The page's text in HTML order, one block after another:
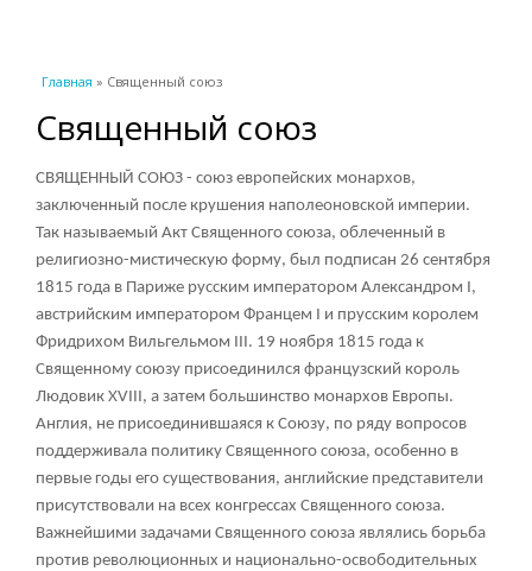
Вы здесь
Главная » Священный союз
Священный союз
СВЯЩЕННЫЙ СОЮЗ - союз европейских монархов,
заключенный после крушения наполеоновской империи.
Так называемый Акт Священного союза, облеченный в
религиозно-мистическую форму, был подписан 26 сентября
1815 года в Париже русским императором Александром I,
австрийским императором Францем I и прусским королем
Фридрихом Вильгельмом III. 19 ноября 1815 года к
Священному союзу присоединился французский король
Людовик XVIII, а затем большинство монархов Европы.
Англия, не присоединившаяся к Союзу, по ряду вопросов
поддерживала политику Священного союза, особенно в
первые годы его существования, английские представители
присутствовали на всех конгрессах Священного союза.
Важнейшими задачами Священного союза являлись борьба
против революционных и национально-освободительных